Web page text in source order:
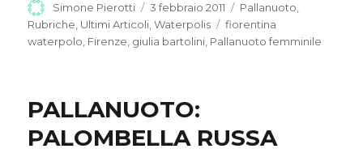
Autore
Simone Pierotti
Pubblicato
il
3 febbraio 2011 Categorie
Pallanuoto
Rubriche, Ultimi Articoli,Waterpolis Tag
fiorentina
waterpolo, Firenze, giulia bartolini, Pallanuoto femminile
PALLANUOTO:
PALOMBELLA RUSSA